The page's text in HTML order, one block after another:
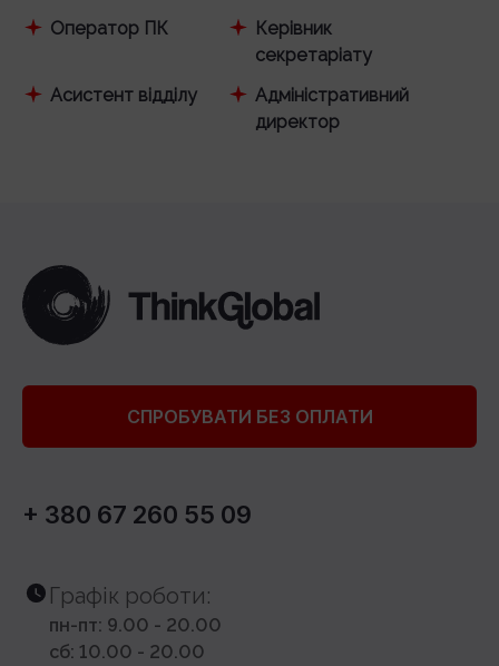
Оператор ПК
Керівник
секретаріату
Асистент відділу
Адміністративний
директор
СПРОБУВАТИ БЕЗ ОПЛАТИ
+ 380 67 260 55 09
Графік роботи:
пн-пт: 9.00 - 20.00
сб: 10.00 - 20.00